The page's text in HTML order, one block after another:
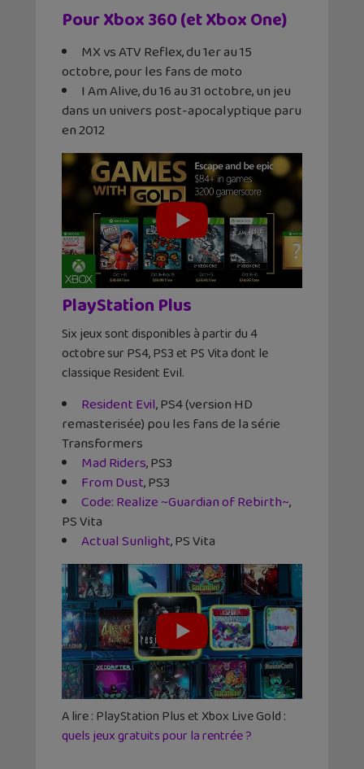
Pour Xbox 360 (et Xbox One)
MX vs ATV Reflex, du 1er au 15
octobre, pour les fans de moto
I Am Alive, du 16 au 31 octobre, un jeu
dans un univers post-apocalyptique paru
en 2012
PlayStation Plus
Six jeux sont disponibles à partir du 4
octobre sur PS4, PS3 et PS Vita dont le
classique Resident Evil.
Resident Evil, PS4 (version HD
remasterisée) pou les fans de la série
Transformers
Mad Riders, PS3
From Dust, PS3
Code: Realize ~Guardian of Rebirth~,
PS Vita
Actual Sunlight, PS Vita
A lire : PlayStation Plus et Xbox Live Gold :
quels jeux gratuits pour la rentrée ?